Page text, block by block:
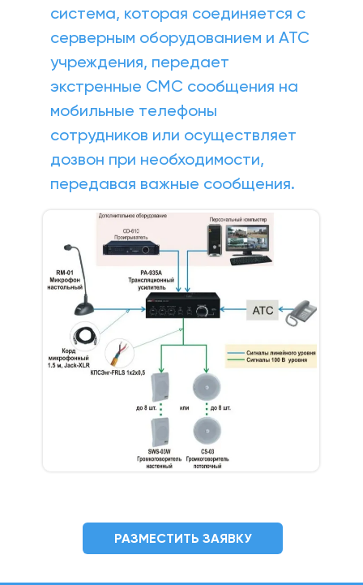
система, которая соединяется с
серверным оборудованием и АТС
учреждения, передает
экстренные СМС сообщения на
мобильные телефоны
сотрудников или осуществляет
дозвон при необходимости,
передавая важные сообщения.
РАЗМЕСТИТЬ ЗАЯВКУ